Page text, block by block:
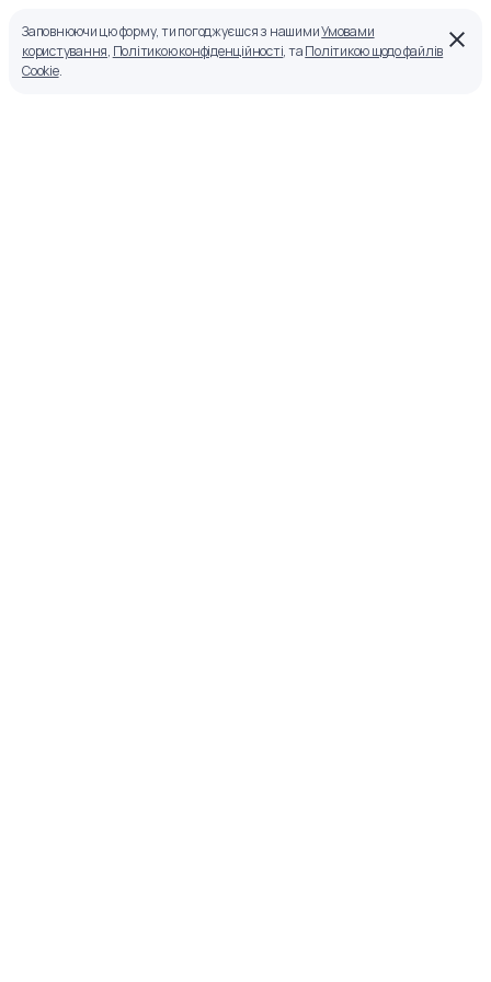
Заповнюючи цю форму, ти погоджуєшся з нашимиУмовами
користування, Політикою конфіденційності, таПолітикою щодо файлів
Cookie.